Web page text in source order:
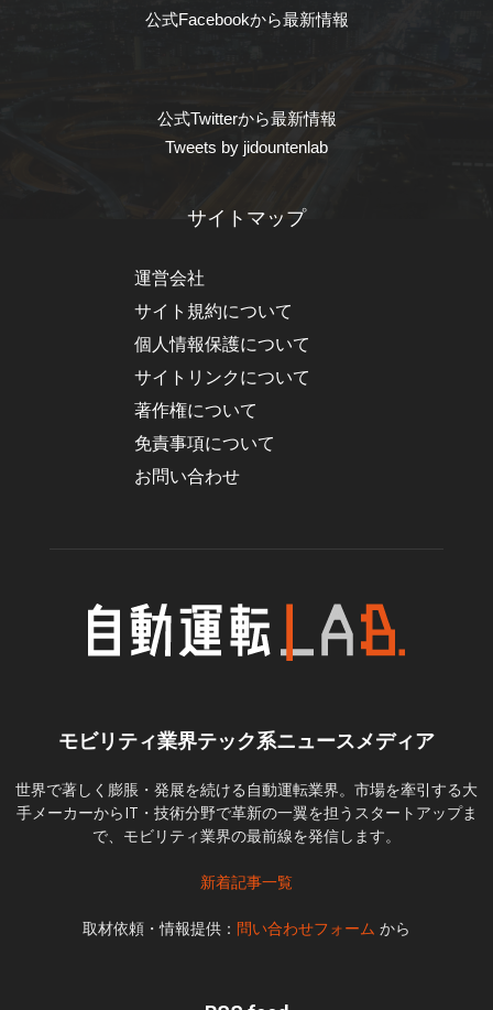
公式Facebookから最新情報
公式Twitterから最新情報
Tweets by jidountenlab
サイトマップ
運営会社
サイト規約について
個人情報保護について
サイトリンクについて
著作権について
免責事項について
お問い合わせ
モビリティ業界テック系ニュースメディア
世界で著しく膨脹・発展を続ける自動運転業界。市場を牽引する大
手メーカーからIT・技術分野で革新の一翼を担うスタートアップま
で、モビリティ業界の最前線を発信します。
新着記事一覧
取材依頼・情報提供： 問い合わせフォーム から